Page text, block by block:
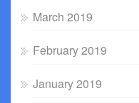
March 2019
February 2019
January 2019